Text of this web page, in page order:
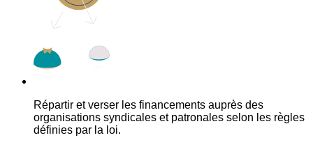
Répartir et verser les financements auprès des
organisations syndicales et patronales selon les règles
définies par la loi.